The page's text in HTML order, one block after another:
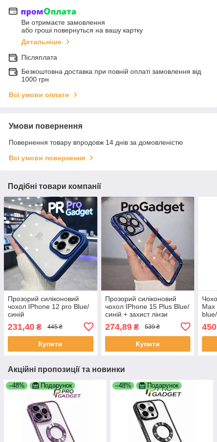
Ви отримаєте замовлення
або гроші повернуться на вашу картку
Детальніше
Післяплата
Безкоштовна доставка при повній оплаті замовлення від
1000 грн
Всі умови оплати
Умови повернення
Повернення товару впродовж 14 днів за домовленістю
Всі умови повернення
Подібні товари компанії
Прозорий силіконовий
чохол IPhone 12 pro Blue/
синій
231,40 ₴ 445 ₴
Купити
Прозорий силіконовий
чохол IPhone 15 Plus Blue/
синій + захист лінзи
274,89₴ 539 ₴
Купити
Max
Акційні пропозиції та новинки
–48% Подарунок –48% Подарунок